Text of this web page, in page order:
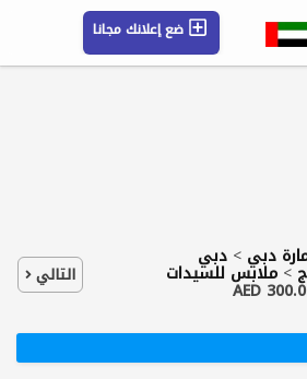
ضع إعلانك مجانا
حسابي / تسجيل
دبي > دبي
> ملابس للسيدات
300.00
التالي